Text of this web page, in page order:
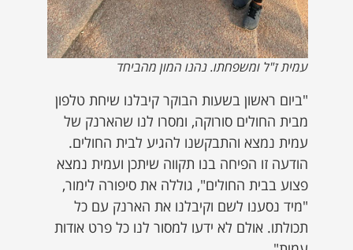
עמית ז"ל ומשפחתו. נהנו המון מהביחד
"ביום ראשון בשעות הבוקר קיבלנו שיחת טלפון
מבית החולים סורוקה, ומסרו לנו שהארנק של
עמית נמצא והתבקשנו להגיע לבית החולים.
הודעה זו הפיחה בנו תקווה שיתכן ועמית נמצא
פצוע בבית החולים", גוללה את סיפורה לימור,
"מיד נסענו לשם וקיבלנו את הארנק עם כל
תכולתו. אולם לא ידעו למסור לנו כל פרט אודות